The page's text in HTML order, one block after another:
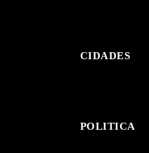
CIDADES
POLITICA